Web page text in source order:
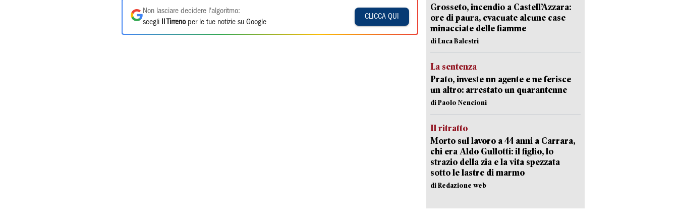
Non lasciare decidere l'algoritmo:
scegli
Il Tirrenoper le tue notizie su Google
CLICCA QUI
Grosseto, incendio a Castell’Azzara:
ore di paura, evacuate alcune case
minacciate delle fiamme
di Luca Balestri
La sentenza
Prato, investe un agente e ne ferisce
un altro: arrestato un quarantenne
di Paolo Nencioni
Il ritratto
Morto sul lavoro a 44 anni a Carrara,
chi era Aldo Gullotti: il figlio, lo
strazio della zia e la vita spezzata
sotto le lastre di marmo
di Redazione web